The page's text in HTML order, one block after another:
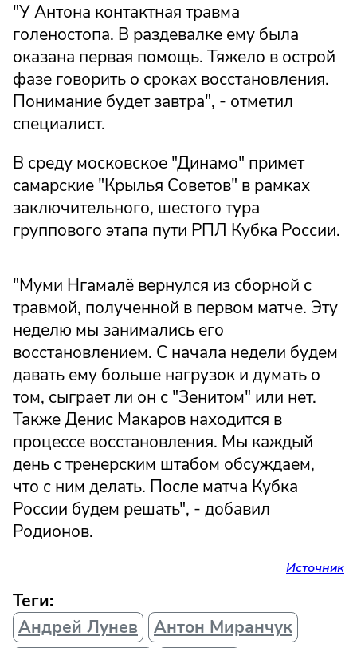
"У Антона контактная травма
голеностопа. В раздевалке ему была
оказана первая помощь. Тяжело в острой
фазе говорить о сроках восстановления.
Понимание будет завтра", - отметил
специалист.
В среду московское "Динамо" примет
самарские "Крылья Советов" в рамках
заключительного, шестого тура
группового этапа пути РПЛ Кубка России.
"Муми Нгамалё вернулся из сборной с
травмой, полученной в первом матче. Эту
неделю мы занимались его
восстановлением. С начала недели будем
давать ему больше нагрузок и думать о
том, сыграет ли он с "Зенитом" или нет.
Также Денис Макаров находится в
процессе восстановления. Мы каждый
день с тренерским штабом обсуждаем,
что с ним делать. После матча Кубка
России будем решать", - добавил
Родионов.
Источник
Теги:
Андрей Лунев
Антон Миранчук